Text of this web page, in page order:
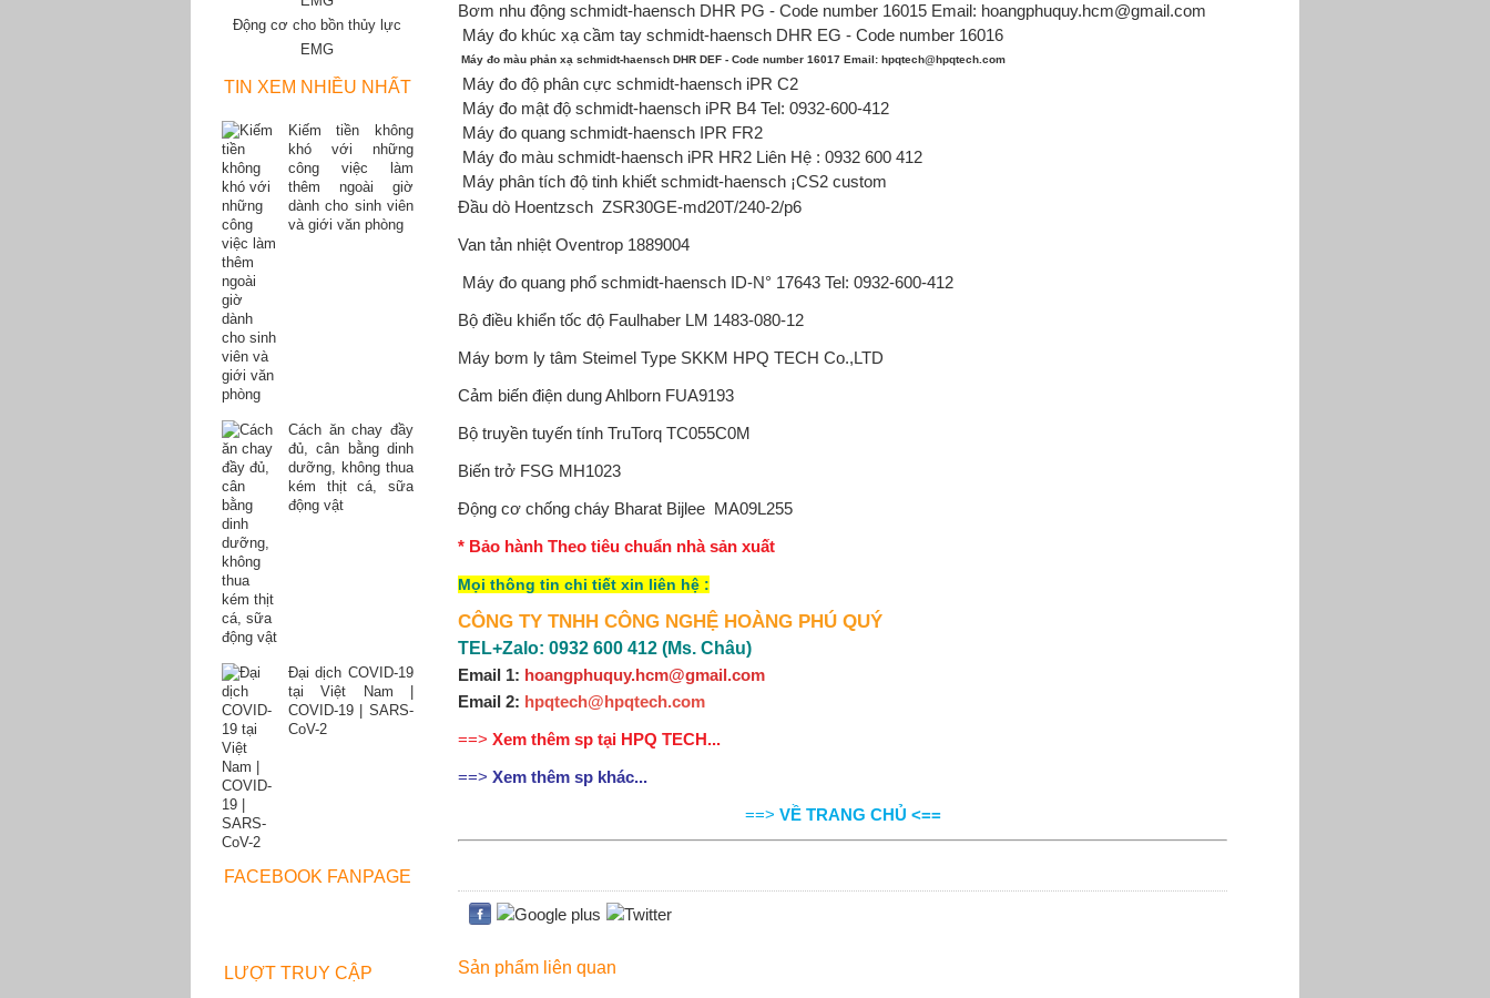
Bơm nhu động schmidt-haensch DHR PG - Code number 16015 Email: hoangphuquy.hcm@gmail.com
Máy đo khúc xạ cầm tay schmidt-haensch DHR EG - Code number 16016
Máy đo màu phản xạ schmidt-haensch DHR DEF - Code number 16017 Email: hpqtech@hpqtech.com
Máy đo độ phân cực schmidt-haensch iPR C2
Máy đo mật độ schmidt-haensch iPR B4 Tel: 0932-600-412
Máy đo quang schmidt-haensch IPR FR2
Máy đo màu schmidt-haensch iPR HR2 Liên Hệ : 0932 600 412
Máy phân tích độ tinh khiết schmidt-haensch ¡CS2 custom
Đầu dò Hoentzsch ZSR30GE-md20T/240-2/p6
Van tản nhiệt Oventrop 1889004
Máy đo quang phổ schmidt-haensch ID-N° 17643 Tel: 0932-600-412
Bộ điều khiển tốc độ Faulhaber LM 1483-080-12
Máy bơm ly tâm Steimel Type SKKM HPQ TECH Co.,LTD
Cảm biến điện dung Ahlborn FUA9193
Bộ truyền tuyến tính TruTorq TC055C0M
Biến trở FSG MH1023
Động cơ chống cháy Bharat Bijlee MA09L255
* Bảo hành Theo tiêu chuẩn nhà sản xuất
Mọi thông tin chi tiết xin liên hệ :
CÔNG TY TNHH CÔNG NGHỆ HOÀNG PHÚ QUÝ
TEL+Zalo: 0932 600 412 (Ms. Châu)
Email 1: hoangphuquy.hcm@gmail.com
Email 2: hpqtech@hpqtech.com
==>Xem thêm sp tại HPQ TECH...
==>Xem thêm sp khác...
==> VỀ TRANG CHỦ <==
Sản phẩm liên quan
Động cơ cho bồn thủy lực
EMG
TIN XEM NHIỀU NHẤT
Kiếm tiền không
khó với những
công việc làm
thêm ngoài giờ
dành cho sinh viên
và giới văn phòng
Cách ăn chay đầy
đủ, cân bằng dinh
dưỡng, không thua
kém thịt cá, sữa
động vật
Đại dịch COVID-19
tại Việt Nam |
COVID-19 | SARS-
CoV-2
FACEBOOK FANPAGE
LƯỢT TRUY CẬP